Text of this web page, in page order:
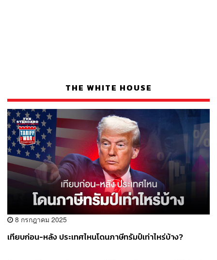
THE WHITE HOUSE
8 กรกฎาคม 2025
เทียบก่อน-หลัง ประเทศไหนโดนภาษีทรัมป์เท่าไหร่บ้าง?